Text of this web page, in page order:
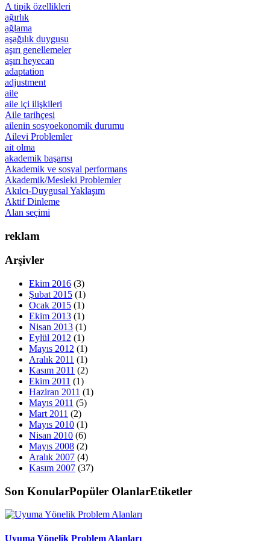
A tipik özellikleri
ağırlık
ağlama
aşağılık duygusu
aşırı genellemeler
aşırı heyecan
adaptation
adjustment
aile
aile içi ilişkileri
Aile tarihçesi
ailenin sosyoekonomik durumu
Ailevi Problemler
ait olma
akademik başarısı
Akademik ve sosyal performans
Akademik/Mesleki Problemler
Akılcı-Duygusal Yaklaşım
Aktif Dinleme
Alan seçimi
reklam
Arşivler
Ekim 2016 (3)
Şubat 2015 (1)
Ocak 2015 (1)
Ekim 2013 (1)
Nisan 2013 (1)
Eylül 2012 (1)
Mayıs 2012 (1)
Aralık 2011 (1)
Kasım 2011 (2)
Ekim 2011 (1)
Haziran 2011 (1)
Mayıs 2011 (5)
Mart 2011 (2)
Mayıs 2010 (1)
Nisan 2010 (6)
Mayıs 2008 (2)
Aralık 2007 (4)
Kasım 2007 (37)
Son KonularPopüler OlanlarEtiketler
Uyuma Yönelik Problem Alanları